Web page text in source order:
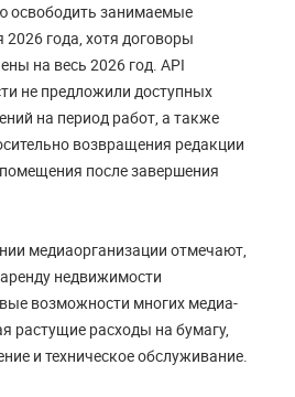
освободить занимаемые
года, хотя договоры
на весь 2026 год. API
не предложили доступных
на период работ, а также
возвращения редакции
после завершения
медиаорганизации отмечают,
недвижимости
возможности многих медиа-
растущие расходы на бумагу,
и техническое обслуживание.